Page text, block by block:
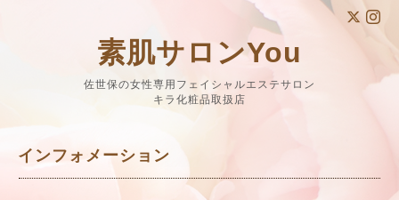
素肌サロンYou
佐世保の女性専用フェイシャルエステサロン
キラ化粧品取扱店
インフォメーション